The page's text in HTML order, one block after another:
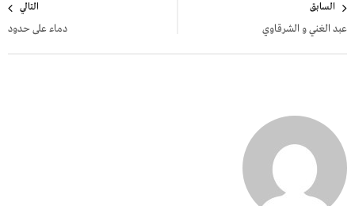
المقالات
السابق
عبد الغني و الشرقاوي
التالي
دماء على حدود